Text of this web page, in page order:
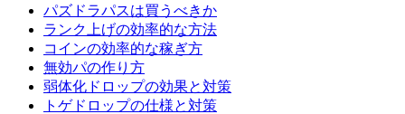
パズドラパスは買うべきか
ランク上げの効率的な方法
コインの効率的な稼ぎ方
無効パの作り方
弱体化ドロップの効果と対策
トゲドロップの仕様と対策